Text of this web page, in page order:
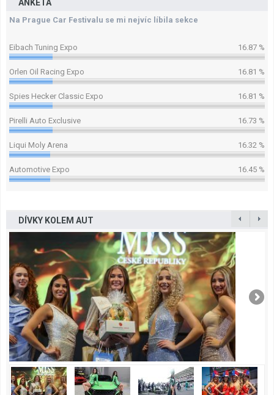
ANKETA
Na Prague Car Festivalu se mi nejvíc líbila sekce
Eibach Tuning Expo 16.87 %
Orlen Oil Racing Expo 16.81 %
Spies Hecker Classic Expo 16.81 %
Pirelli Auto Exclusive 16.73 %
Liqui Moly Arena 16.32 %
Automotive Expo 16.45 %
DÍVKY KOLEM AUT